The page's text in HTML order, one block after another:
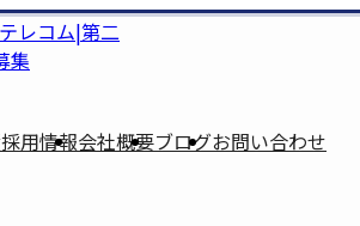
採用情報会社概要ブログお問い合わせ